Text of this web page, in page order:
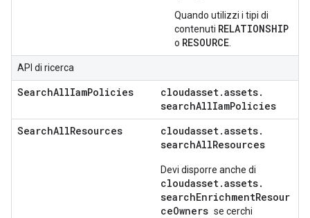
Quando utilizzi i tipi di
contenuti RELATIONSHIP
o RESOURCE
API di ricerca
SearchAllIamPolicies cloudasset.assets.
searchAllIamPolicies
SearchAllResources
cloudasset.assets.
searchAllResources
Devi disporre anche di
cloudasset.assets.
searchEnrichmentResour
ceOwners se cerchi